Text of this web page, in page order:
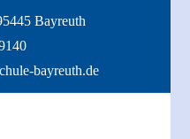
Bayreuth
bayreuth.de